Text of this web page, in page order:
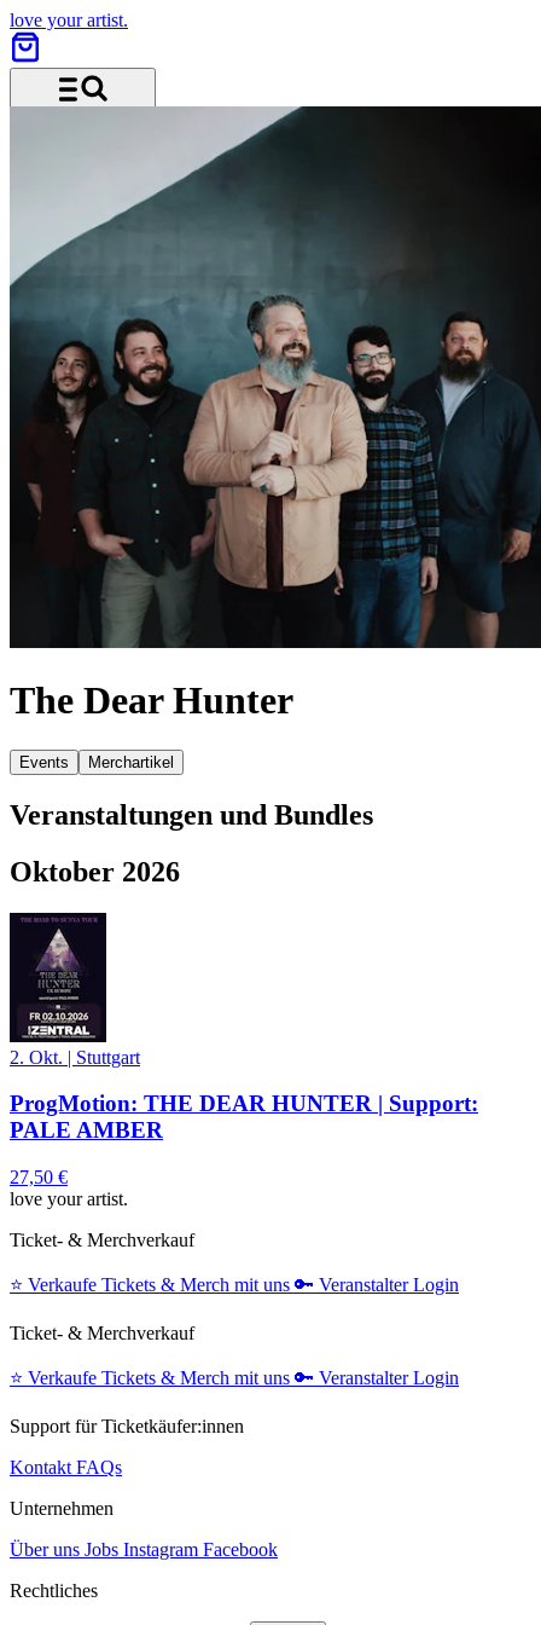
love your artist.
The Dear Hunter
Events Merchartikel
Veranstaltungen und Bundles
Oktober 2026
2. Okt. | Stuttgart
ProgMotion: THE DEAR HUNTER | Support:
PALE AMBER
27,50 €
love your artist.
Ticket- & Merchverkauf
⭐️ Verkaufe Tickets & Merch mit uns 🔑 Veranstalter Login
Ticket- & Merchverkauf
⭐️ Verkaufe Tickets & Merch mit uns 🔑 Veranstalter Login
Support für Ticketkäufer:innen
Kontakt FAQs
Unternehmen
Über uns Jobs Instagram Facebook
Rechtliches